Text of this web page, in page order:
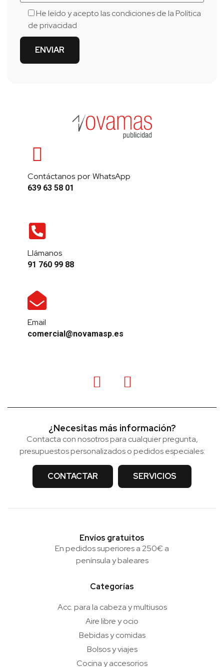
He leído y acepto las condiciones de laPolítica
de privacidad
Contáctanos por WhatsApp
639 63 58 01
Llámanos
91 760 99 88
Email
comercial@novamasp.es
¿Necesitas más información?
Contacta con nosotros para cualquier pregunta,
presupuestos personalizados o pedidos especiales:
CONTACTAR SERVICIOS
Envíos gratuitos
En pedidos superiores a 250€ a
península y baleares
Categorías
Acc. para la cabeza y multiusos
Aire libre y ocio
Bebidas y comidas
Bolsos y viajes
Cocina y accesorios